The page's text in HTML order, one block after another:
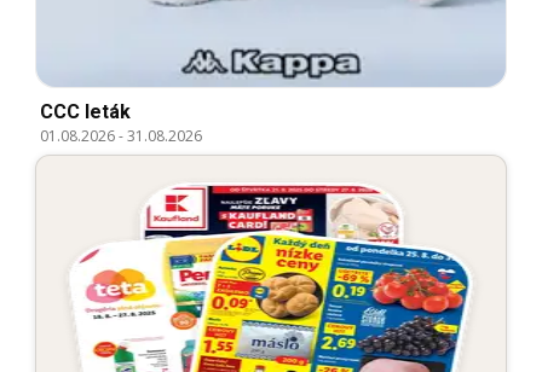
CCC leták
01.08.2026-31.08.2026